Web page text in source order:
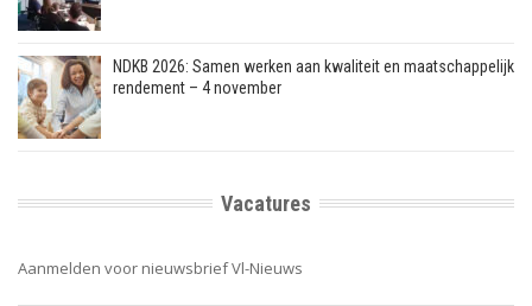
NDKB 2026: Samen werken aan kwaliteit en maatschappelijk
rendement – 4 november
Vacatures
Aanmelden voor nieuwsbrief Vl-Nieuws